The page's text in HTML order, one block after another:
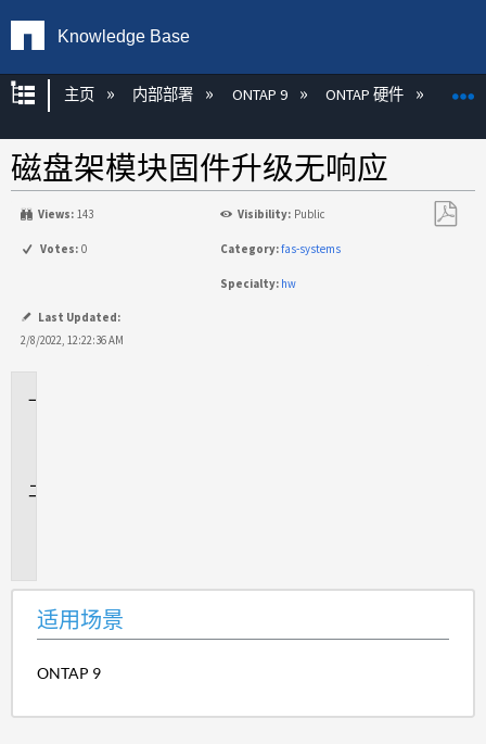
Knowledge Base
扩展/隐缩全局层次
主页 内部部署 ONTAP 9 ONTAP 硬件
磁盘架模块固件升级无响应
Views: 143 Visibility: Public
Votes: 0 Category:fas-systems
Specialty: hw
Last Updated:
2/8/2022, 12:22:36 AM
适用场景
ONTAP 9